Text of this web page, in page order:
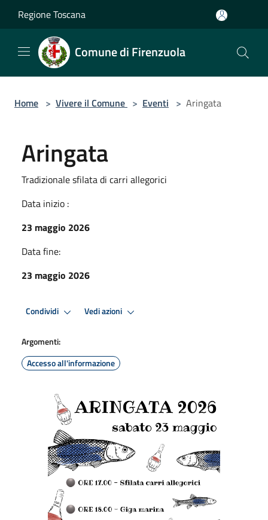
Regione Toscana
Comune di Firenzuola
Home > Vivere il Comune > Eventi > Aringata
Aringata
Tradizionale sfilata di carri allegorici
Data inizio :
23 maggio 2026
Data fine:
23 maggio 2026
Condividi Vedi azioni
Argomenti:
Accesso all'informazione